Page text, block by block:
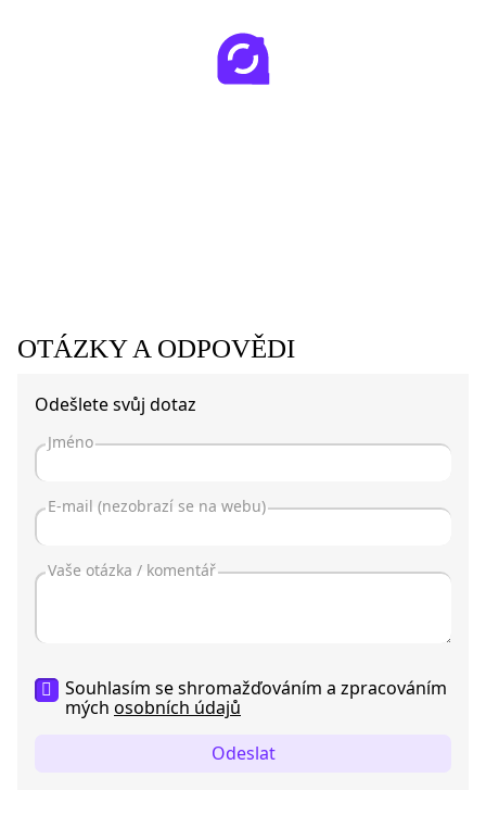
OTÁZKY A ODPOVĚDI
Odešlete svůj dotaz
Souhlasím se shromažďováním a zpracováním
mých osobních údajů
Odeslat